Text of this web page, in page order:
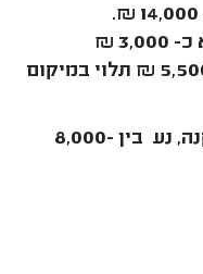
מחיר התקנת קמין נפט הוא כ- 3,000 ₪
בממוצע, אך יכול להגיע גם ל- 5,500 ₪ תלוי במיקום
מחיר קמין נפט, כולל התקנה, נע בין 8,000-